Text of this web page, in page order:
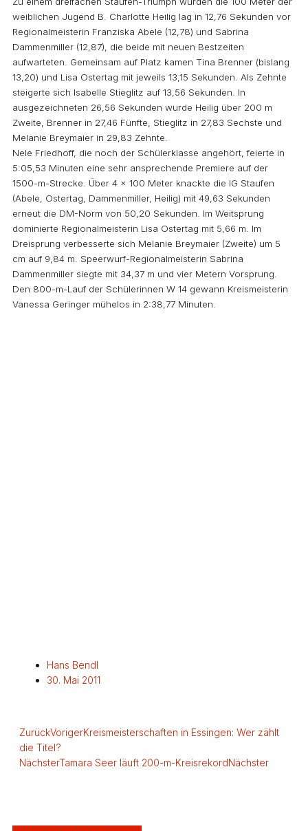
weiblichen Jugend B. Charlotte Heilig lag in 12,76 Sekunden vor
Regionalmeisterin Franziska Abele (12,78) und Sabrina
Dammenmiller (12,87), die beide mit neuen Bestzeiten
aufwarteten. Gemeinsam auf Platz kamen Tina Brenner (bislang
13,20) und Lisa Ostertag mit jeweils 13,15 Sekunden. Als Zehnte
steigerte sich Isabelle Stieglitz auf 13,56 Sekunden. In
ausgezeichneten 26,56 Sekunden wurde Heilig über 200 m
Zweite, Brenner in 27,46 Fünfte, Stieglitz in 27,83 Sechste und
Melanie Breymaier in 29,83 Zehnte.
Nele Friedhoff, die noch der Schülerklasse angehört, feierte in
5:05,53 Minuten eine sehr ansprechende Premiere auf der
1500-m-Strecke. Über 4 x 100 Meter knackte die lG Staufen
(Abele, Ostertag, Dammenmiller, Heilig) mit 49,63 Sekunden
erneut die DM-Norm von 50,20 Sekunden. Im Weitsprung
dominierte Regionalmeisterin Lisa Ostertag mit 5,66 m. Im
Dreisprung verbesserte sich Melanie Breymaier (Zweite) um 5
cm auf 9,84 m. Speerwurf-Regionalmeisterin Sabrina
Dammenmiller siegte mit 34,37 m und vier Metern Vorsprung.
Den 800-m-Lauf der Schülerinnen W 14 gewann Kreismeisterin
Vanessa Geringer mühelos in 2:38,77 Minuten.
Hans Bendl
30. Mai 2011
ZurückVorigerKreismeisterschaften in Essingen: Wer zählt
die Titel?
NächsterTamara Seer läuft 200-m-KreisrekordNächster